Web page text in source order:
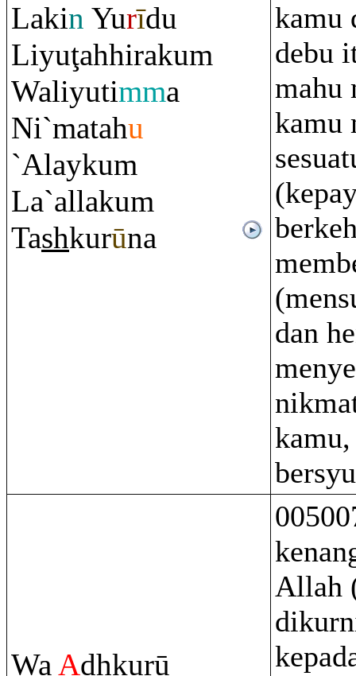
Lakin Yurīdu
Liyuţahhirakum
Waliyutimma
Ni`matahu
`Alaykum
La`allakum
Tashkurūna
kamu
debu
mahu
kamu
dan
WaAdhkurū
Allah